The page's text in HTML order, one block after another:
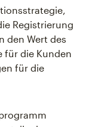
Registrierung
den Wert des
für die Kunden
für die